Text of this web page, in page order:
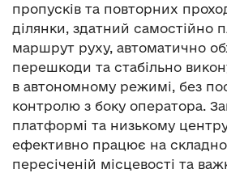
пропусків та повторних
ділянки, здатний самостійно
маршрут руху, автоматично
перешкоди та стабільно
в автономному режимі, без
контролю з боку оператора.
платформі та низькому
ефективно працює на
пересіченій місцевості та